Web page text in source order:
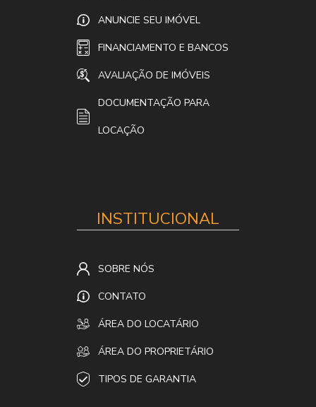
ANUNCIE SEU IMÓVEL
FINANCIAMENTO E BANCOS
AVALIAÇÃO DE IMÓVEIS
DOCUMENTAÇÃO PARA
LOCAÇÃO
INSTITUCIONAL
SOBRE NÓS
CONTATO
ÁREA DO LOCATÁRIO
ÁREA DO PROPRIETÁRIO
TIPOS DE GARANTIA